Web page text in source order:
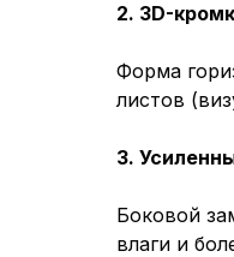
2. 3D-
Форма
листов
3.
Боковой
влаги и